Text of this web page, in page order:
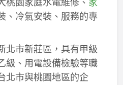
、冷氣安裝、服務的專
北市新莊區，具有甲級
級、用電設備檢驗等職
北市與桃園地區的企